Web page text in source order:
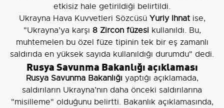
etkisiz hale getirildiği belirtildi.
Ukrayna Hava Kuvvetleri Sözcüsü Yuriy Ihnatise,
"Ukrayna’ya karşı 8 Zircon füzesikullanıldı. Bu,
muhtemelen bu özel füze tipinin tek bir eş zamanlı
saldırıda en yüksek sayıda kullanıldığı durumdu" dedi.
Rusya Savunma Bakanlığı açıklaması
Rusya Savunma Bakanlığı yaptığı açıklamada,
saldırıların Ukrayna’nın daha önceki saldırılarına
"misilleme" olduğunu belirtti. Bakanlık açıklamasında,